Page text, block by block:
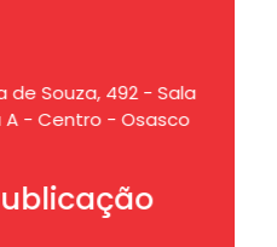
de Souza, 492 - Sala
A - Centro - Osasco